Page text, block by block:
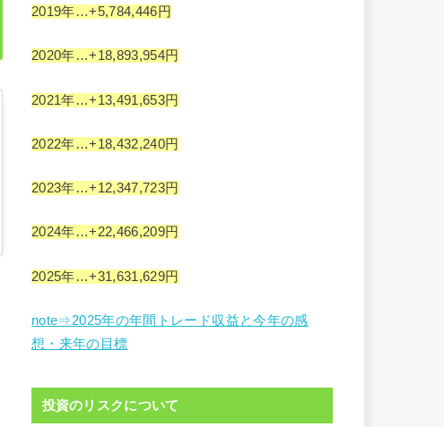
2019年…+5,784,446円
2020年…+18,893,954円
2021年…+13,491,653円
2022年…+18,432,240円
2023年…+12,347,723円
2024年…+22,466,209円
2025年…+31,631,629円
note⇒2025年の年間トレード収益と今年の感
想・来年の目標
投資のリスクについて